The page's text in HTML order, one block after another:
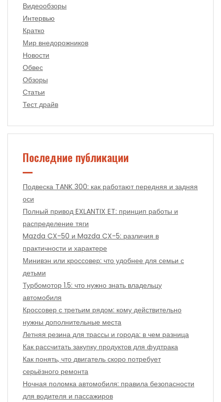
Видеообзоры
Интервью
Кратко
Мир внедорожников
Новости
Обвес
Обзоры
Статьи
Тест драйв
Последние публикации
Подвеска TANK 300: как работают передняя и задняя
оси
Полный привод EXLANTIX ET: принцип работы и
распределение тяги
Mazda CX-50 и Mazda CX-5: различия в
практичности и характере
Минивэн или кроссовер: что удобнее для семьи с
детьми
Турбомотор 1.5: что нужно знать владельцу
автомобиля
Кроссовер с третьим рядом: кому действительно
нужны дополнительные места
Летняя резина для трассы и города: в чем разница
Как рассчитать закупку продуктов для фудтрака
Как понять, что двигатель скоро потребует
серьёзного ремонта
Ночная поломка автомобиля: правила безопасности
для водителя и пассажиров